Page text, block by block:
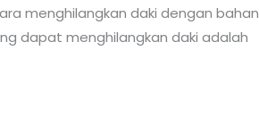
menghilangkan daki dengan bahan
dapat menghilangkan daki adalah